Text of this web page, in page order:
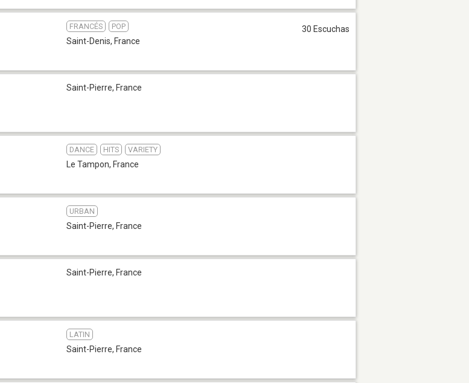
FRANCÉS POP
Saint-Denis, France
30 Escuchas
Saint-Pierre, France
DANCE HITS VARIETY
Le Tampon, France
URBAN
Saint-Pierre, France
Saint-Pierre, France
LATIN
Saint-Pierre, France